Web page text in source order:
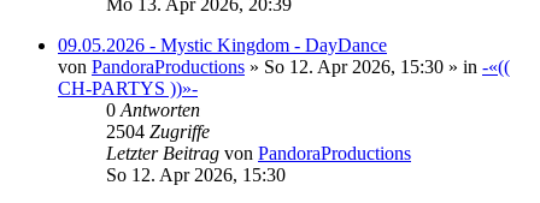
09.05.2026 - Mystic Kingdom - DayDance
von PandoraProductions » So 12. Apr 2026, 15:30 » in -«((
CH-PARTYS ))»-
0 Antworten
2504 Zugriffe
Letzter Beitrag von PandoraProductions
So 12. Apr 2026, 15:30